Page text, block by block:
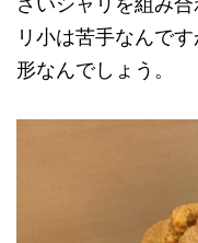
リ小は苦手なんで
形なんでしょう。